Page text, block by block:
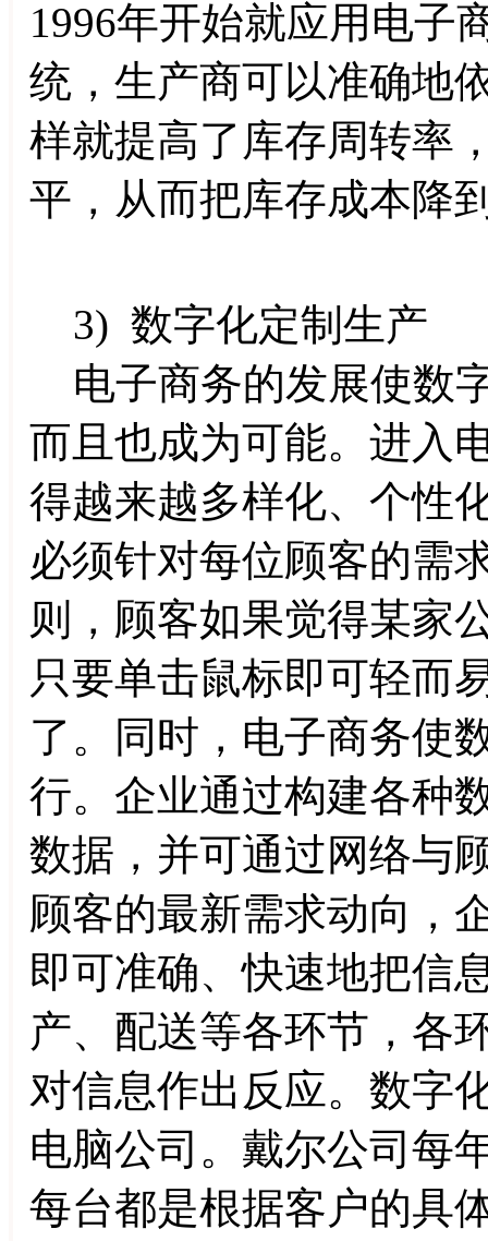
1996年开始就应用电子
统，生产商可以准确地
样就提高了库存周转率
平，从而把库存成本降
3) 数字化定制生产
电子商务的发展使数
而且也成为可能。进入
得越来越多样化、个性
必须针对每位顾客的需
则，顾客如果觉得某家
只要单击鼠标即可轻而
了。同时，电子商务使
行。企业通过构建各种
数据，并可通过网络与
顾客的最新需求动向，
即可准确、快速地把信
产、配送等各环节，各
对信息作出反应。数字
电脑公司。戴尔公司每
每台都是根据客户的具